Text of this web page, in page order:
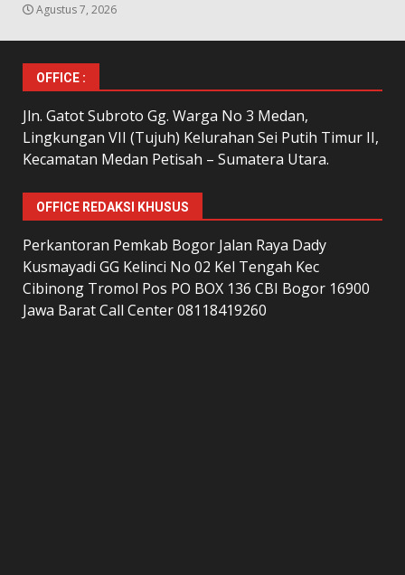
Agustus 7, 2026
OFFICE :
Jln. Gatot Subroto Gg. Warga No 3 Medan,
Lingkungan VII (Tujuh) Kelurahan Sei Putih Timur II,
Kecamatan Medan Petisah – Sumatera Utara.
OFFICE REDAKSI KHUSUS
Perkantoran Pemkab Bogor Jalan Raya Dady
Kusmayadi GG Kelinci No 02 Kel Tengah Kec
Cibinong Tromol Pos PO BOX 136 CBI Bogor 16900
Jawa Barat Call Center 08118419260